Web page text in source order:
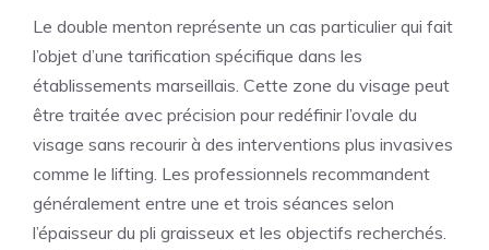
Le double menton représente un cas particulier qui fait
l’objet d’une tarification spécifique dans les
établissements marseillais. Cette zone du visage peut
être traitée avec précision pour redéfinir l’ovale du
visage sans recourir à des interventions plus invasives
comme le lifting. Les professionnels recommandent
généralement entre une et trois séances selon
l’épaisseur du pli graisseux et les objectifs recherchés.